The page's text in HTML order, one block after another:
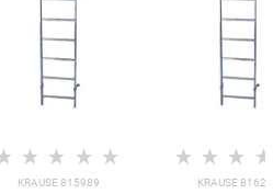
KRAUSE 815989 KRAUSE